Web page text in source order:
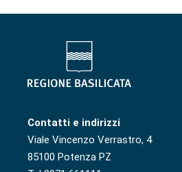
Contatti e indirizzi
Viale Vincenzo Verrastro, 4
85100 Potenza PZ